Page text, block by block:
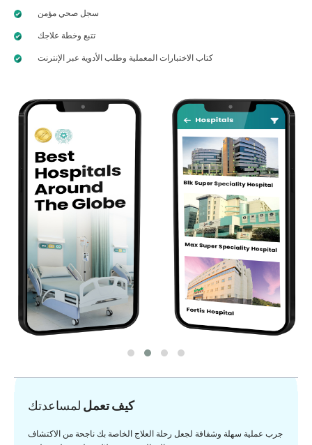
سجل صحي مؤمن
تتبع وخطة علاجك
كتاب الاختبارات المعملية وطلب الأدوية عبر الإنترنت
كيف تعمل لمساعدتك
جرب عملية سهلة وشفافة لجعل رحلة العلاج الخاصة بك ناجحة من الاكتشاف